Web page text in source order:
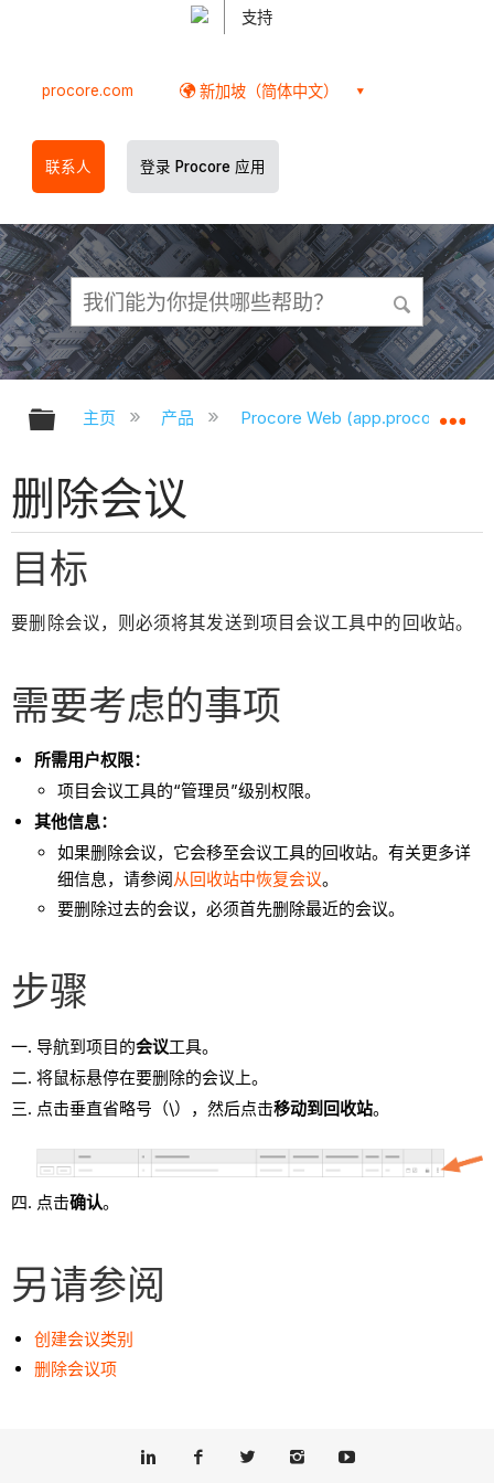
支持
procore.com 新加坡（简体中文）
联系人 登录 Procore 应用
扩展/隐缩全局层次
主页 产品 Procore Web
删除会议
目标
要删除会议，则必须将其发送到项目会议工具中的回收站。
需要考虑的事项
所需用户权限：
项目会议工具的“管理员”级别权限。
其他信息：
如果删除会议，它会移至会议工具的回收站。有关更多详
细信息，请参阅从回收站中恢复会议。
要删除过去的会议，必须首先删除最近的会议。
步骤
导航到项目的会议工具。
将鼠标悬停在要删除的会议上。
点击垂直省略号（\），然后点击移动到回收站。
点击确认。
另请参阅
创建会议类别
删除会议项